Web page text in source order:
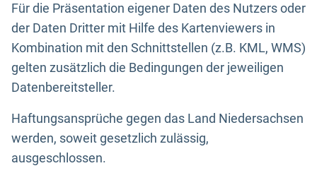
Für die Präsentation eigener Daten des Nutzers oder
der Daten Dritter mit Hilfe des Kartenviewers in
Kombination mit den Schnittstellen (z.B. KML, WMS)
gelten zusätzlich die Bedingungen der jeweiligen
Datenbereitsteller.
Haftungsansprüche gegen das Land Niedersachsen
werden, soweit gesetzlich zulässig,
ausgeschlossen.